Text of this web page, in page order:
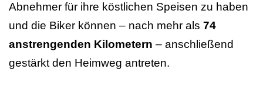
Abnehmer für ihre köstlichen Speisen zu haben
und die Biker können – nach mehr als 74
anstrengenden Kilometern – anschließend
gestärkt den Heimweg antreten.